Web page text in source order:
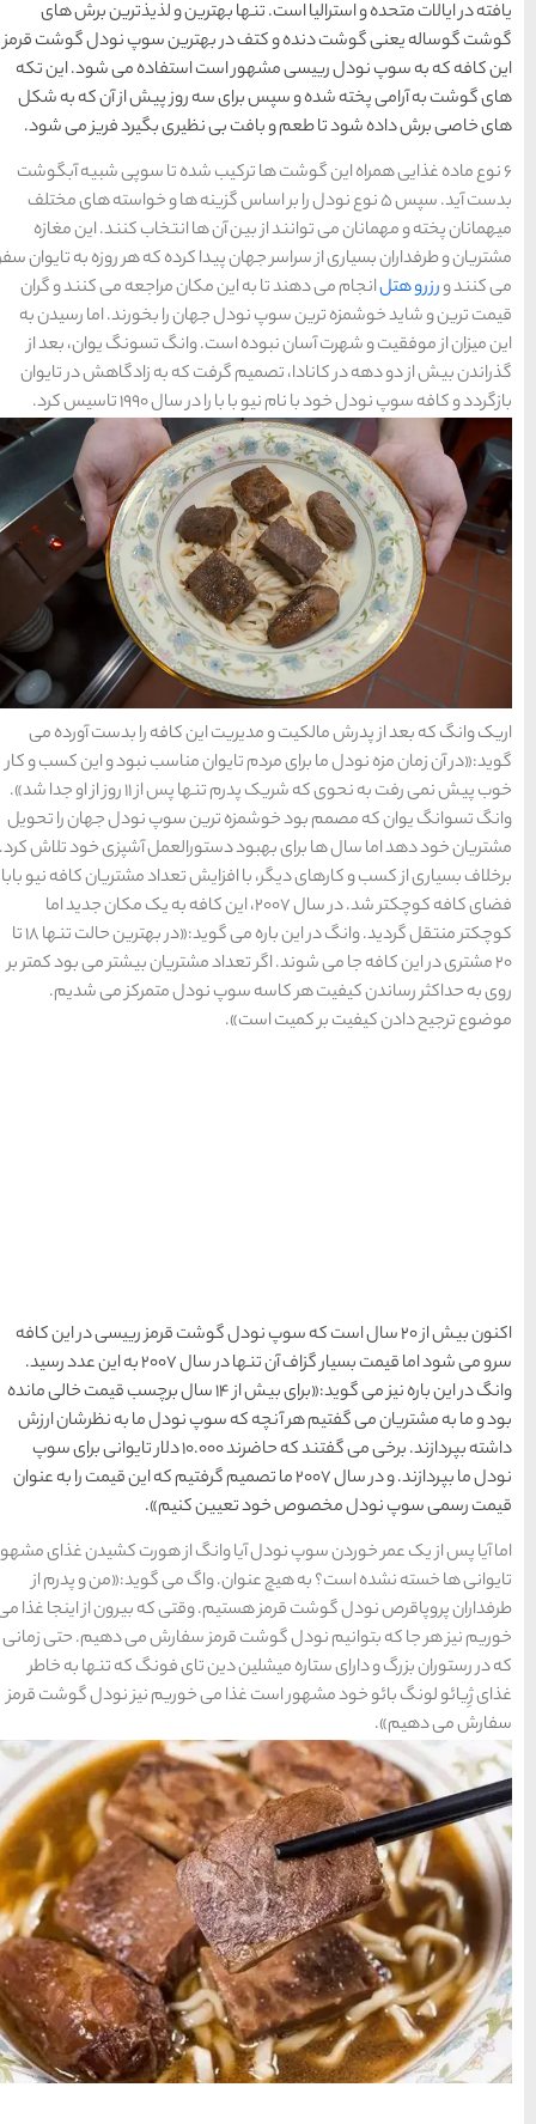
و لذیذترین برش های
سوپ نودل گوشت قرمز
استفاده می شود. این تکه
روز پیش از آن که به شکل
بگیرد فریز می شود.
شده تا سوپی شبیه آبگوشت
گزینه ها و خواسته های مختلف
انتخاب کنند. این مغازه
کرده که هر روزه به تایوان سفر
مراجعه می کنند و گران
را بخورند. اما رسیدن به
وانگ تسونگ یوان، بعد از
که به زادگاهش در تایوان
تاسیس کرد.
کافه را بدست آورده می
مناسب نبود و این کسب و کار
خوب پیش نمی رفت به نحوی که شریک پدرم تنها پس از 11 روز از او جدا شد».
سوپ نودل جهان را تحویل
آشپزی خود تلاش کرد.
تعداد مشتریان کافه نیو بابا،
شد. در سال 2007، این کافه به یک مکان جدید اما
کوچکتر منتقل گردید. وانگ در این باره می گوید:«در بهترین حالت تنها 18 تا
بیشتر می بود کمتر بر
متمرکز می شدیم.
گوشت قرمز رییسی در این کافه
سرو می شود اما قیمت بسیار گزاف آن تنها در سال 2007 به این عدد رسید.
در این باره نیز می گوید:«برای بیش از 14 سال برچسب قیمت خالی مانده
نودل ما به نظرشان ارزش
داشته بپردازند. برخی می گفتند که حاضرند 10.000 دلار تایوانی برای سوپ
2007 ما تصمیم گرفتیم که این قیمت را به عنوان
کنیم».
از هورت کشیدن غذای مشهور
می گوید:«من و پدرم از
که بیرون از اینجا غذا می
سفارش می دهیم. حتی زمانی
تای فونگ که تنها به خاطر
خوریم نیز نودل گوشت قرمز
های
قشم
های
یزد
دسته بندی ها
آداب و رسوم(184)
اخبار(266)
انواع سفر(73)
ایرانگردی(1,270)
جهانگردی(692)
حمل و نقل(125)
راهنمای سفر(409)
سفرهای پیشنهادی
طبیعت(132)
غذا و خوراک(218)
مناطق خاص و رومانتیک
(65)
هتل ها(701)
[search_hotel]
محبوب
1403-06-13
15 غذای کره ای
خوشمزه
1402-02-14
معرفی بکرترین
سواحل دیدنی بوشهر
1402-11-24
خلیج عربی یا خلیج
فارس؟
1402-12-20
قوم کرمانج و کردهای
خراسان
1402-09-22
سرزمین موج های آبی
مشهد